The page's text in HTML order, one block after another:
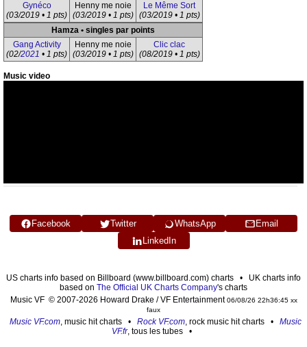
Gynéco
(03/2019 • 1 pts)
Henny me noie
(03/2019 • 1 pts)
Le Même Sort
(03/2019 • 1 pts)
Hamza • singles par points
Gang Activity
(02/2021 • 1 pts)
Henny me noie
(03/2019 • 1 pts)
Clic clac
(08/2019 • 1 pts)
Music video
Facebook Twitter WhatsApp
Email
LinkedIn
US charts info based on Billboard (www.billboard.com) charts • UK charts info
based on The Official UK Charts Company's charts
Music VF © 2007-2026 Howard Drake / VF Entertainment06/08/26 22h36:45 xx
faux
Music VF.com, music hit charts • Rock VF.com, rock music hit charts • Music
VF.fr, tous les tubes •